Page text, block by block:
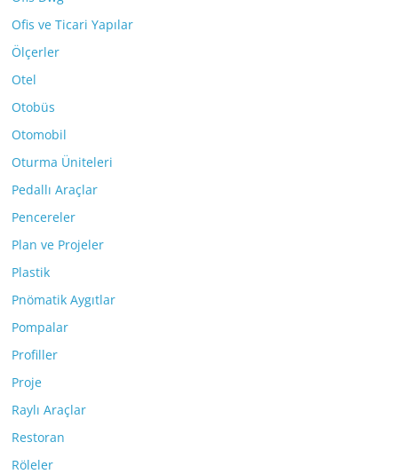
Ofis ve Ticari Yapılar
Ölçerler
Otel
Otobüs
Otomobil
Oturma Üniteleri
Pedallı Araçlar
Pencereler
Plan ve Projeler
Plastik
Pnömatik Aygıtlar
Pompalar
Profiller
Proje
Raylı Araçlar
Restoran
Röleler